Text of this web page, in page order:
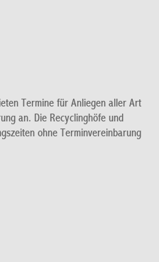
Termine für Anliegen aller Art
an. Die Recyclinghöfe und
ohne Terminvereinbarung